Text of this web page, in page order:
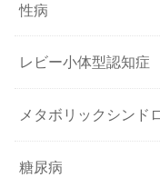
性病
レビー小体型認知症
メタボリックシンド
糖尿病